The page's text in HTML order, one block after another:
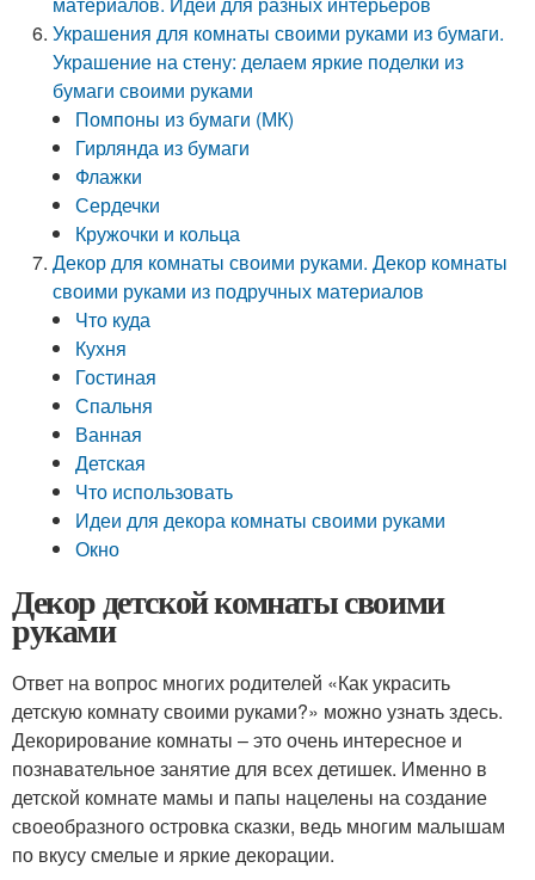
Украшения для комнаты своими руками из бумаги.
Украшение на стену: делаем яркие поделки из
бумаги своими руками
Помпоны из бумаги (МК)
Гирлянда из бумаги
Флажки
Сердечки
Кружочки и кольца
Декор для комнаты своими руками. Декор комнаты
своими руками из подручных материалов
Что куда
Кухня
Гостиная
Спальня
Ванная
Детская
Что использовать
Идеи для декора комнаты своими руками
Окно
Декор детской комнаты своими
руками
Ответ на вопрос многих родителей «Как украсить
детскую комнату своими руками?» можно узнать здесь.
Декорирование комнаты – это очень интересное и
познавательное занятие для всех детишек. Именно в
детской комнате мамы и папы нацелены на создание
своеобразного островка сказки, ведь многим малышам
по вкусу смелые и яркие декорации.